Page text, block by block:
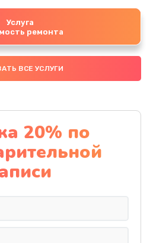
Услуга
ремонта
ВСЕ УСЛУГИ
20% по